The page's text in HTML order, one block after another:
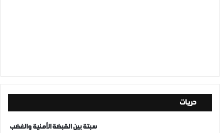
حريات
سبتة بين القبضة الأمنية والغضب